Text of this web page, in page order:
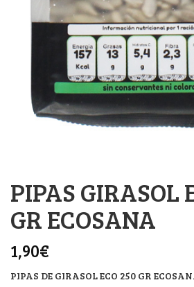
PIPAS GIRASOL
GR ECOSANA
1,90€
PIPAS DE GIRASOL ECO 250 GR